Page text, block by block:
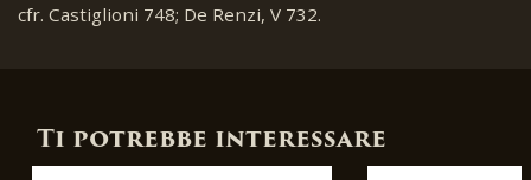
cfr. Castiglioni 748; De Renzi, V 732.
Ti potrebbe interessare